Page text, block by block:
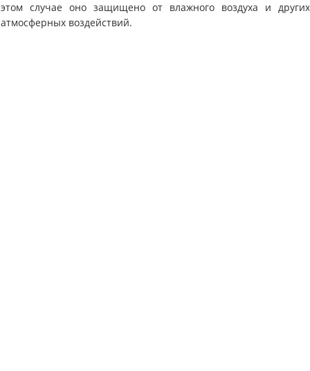
этом случае оно защищено от влажного воздуха и других
атмосферных воздействий.